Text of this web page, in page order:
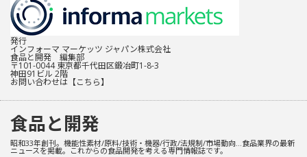
発行
インフォーマ マーケッツ ジャパン株式会社
食品と開発 編集部
〒101-0044 東京都千代田区鍛冶町1-8-3
神田91ビル 2階
お問い合わせは 【こちら】
食品と開発
昭和33年創刊。機能性素材/原料/技術・機器/行政/法規制/市場動向…食品業界の最新
ニュースを掲載。これからの食品開発を考える専門情報誌です。